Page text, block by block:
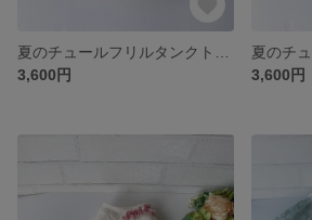
3,600円
3,600円